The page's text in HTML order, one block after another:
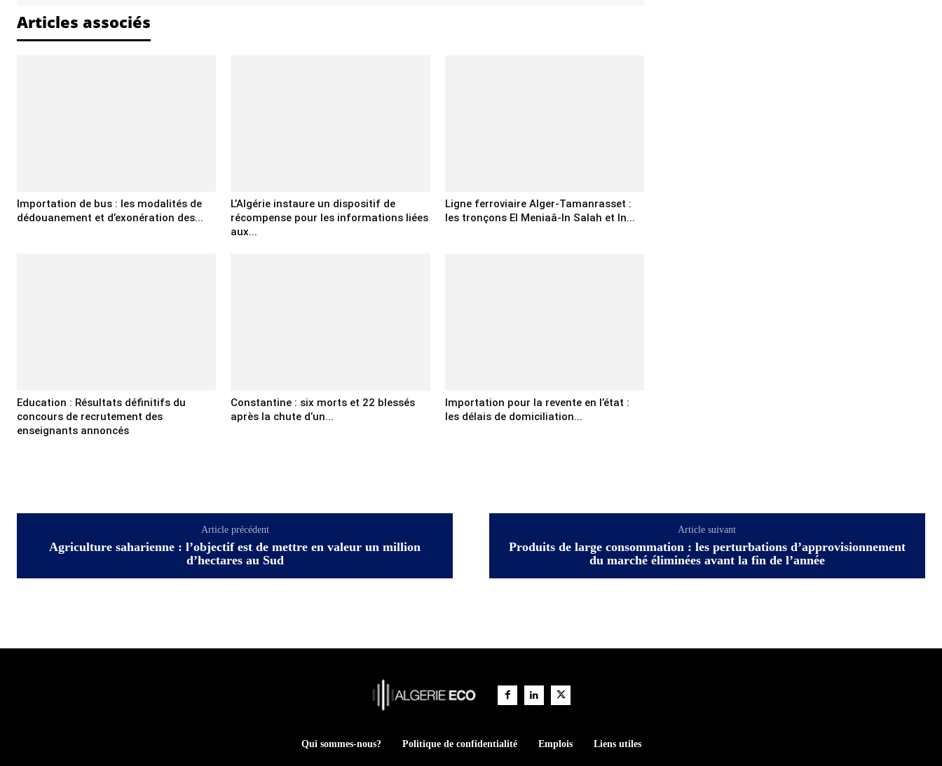
Articles associés
Importation de bus : les modalités de
dédouanement et d’exonération des...
L’Algérie instaure un dispositif de
récompense pour les informations liées
aux...
Ligne ferroviaire Alger-Tamanrasset :
les tronçons El Meniaâ-In Salah et In...
Education : Résultats définitifs du
concours de recrutement des
enseignants annoncés
Constantine : six morts et 22 blessés
après la chute d’un...
Importation pour la revente en l’état :
les délais de domiciliation...
Article précédent
Agriculture saharienne : l’objectif est de mettre en valeur un million
d’hectares au Sud
Article suivant
Produits de large consommation : les perturbations d’approvisionnement
du marché éliminées avant la fin de l’année
Qui sommes-nous? Politique de confidentialité Emplois Liens utiles